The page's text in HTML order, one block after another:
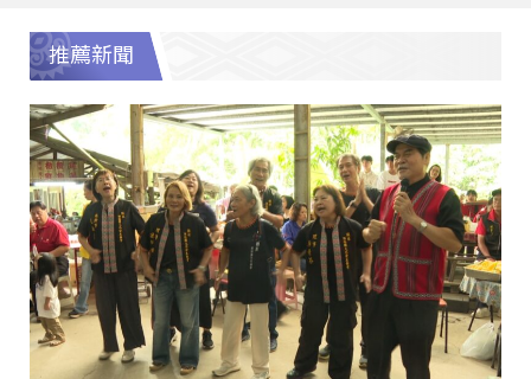
推薦新聞